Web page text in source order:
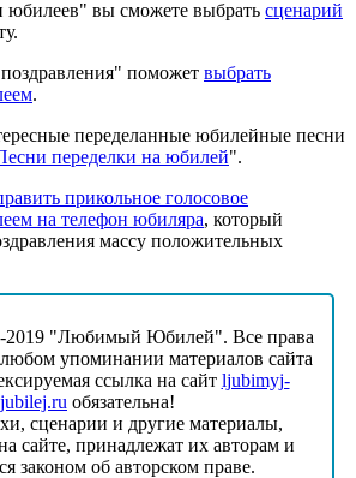
юбилеев" вы сможете выбрать сценарий
поможет выбрать
.
переделанные юбилейные песни
переделки на юбилей".
прикольное голосовое
на телефон юбиляра, который
массу положительных
2019 "Любимый Юбилей". Все права
упоминании материалов сайта
ссылка на сайт ljubimyj-
jubilej.ru обязательна!
сценарии и другие материалы,
сайте, принадлежат их авторам и
законом об авторском праве.